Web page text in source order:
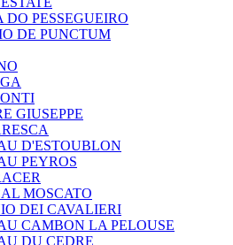
DO PESSEGUEIRO
DE PUNCTUM
GIUSEPPE
D'ESTOUBLON
PEYROS
MOSCATO
DEI CAVALIERI
CAMBON LA PELOUSE
DU CEDRE